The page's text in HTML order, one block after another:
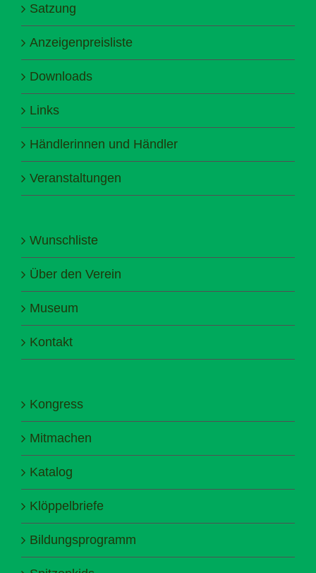
Satzung
Anzeigenpreisliste
Downloads
Links
Händlerinnen und Händler
Veranstaltungen
Wunschliste
Über den Verein
Museum
Kontakt
Kongress
Mitmachen
Katalog
Klöppelbriefe
Bildungsprogramm